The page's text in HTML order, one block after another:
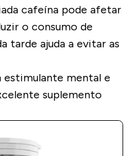
cafeína pode afetar
o consumo de
tarde ajuda a evitar as
estimulante mental e
suplemento